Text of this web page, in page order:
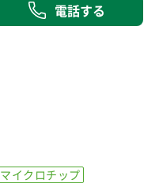
電話する
マイクロチップ